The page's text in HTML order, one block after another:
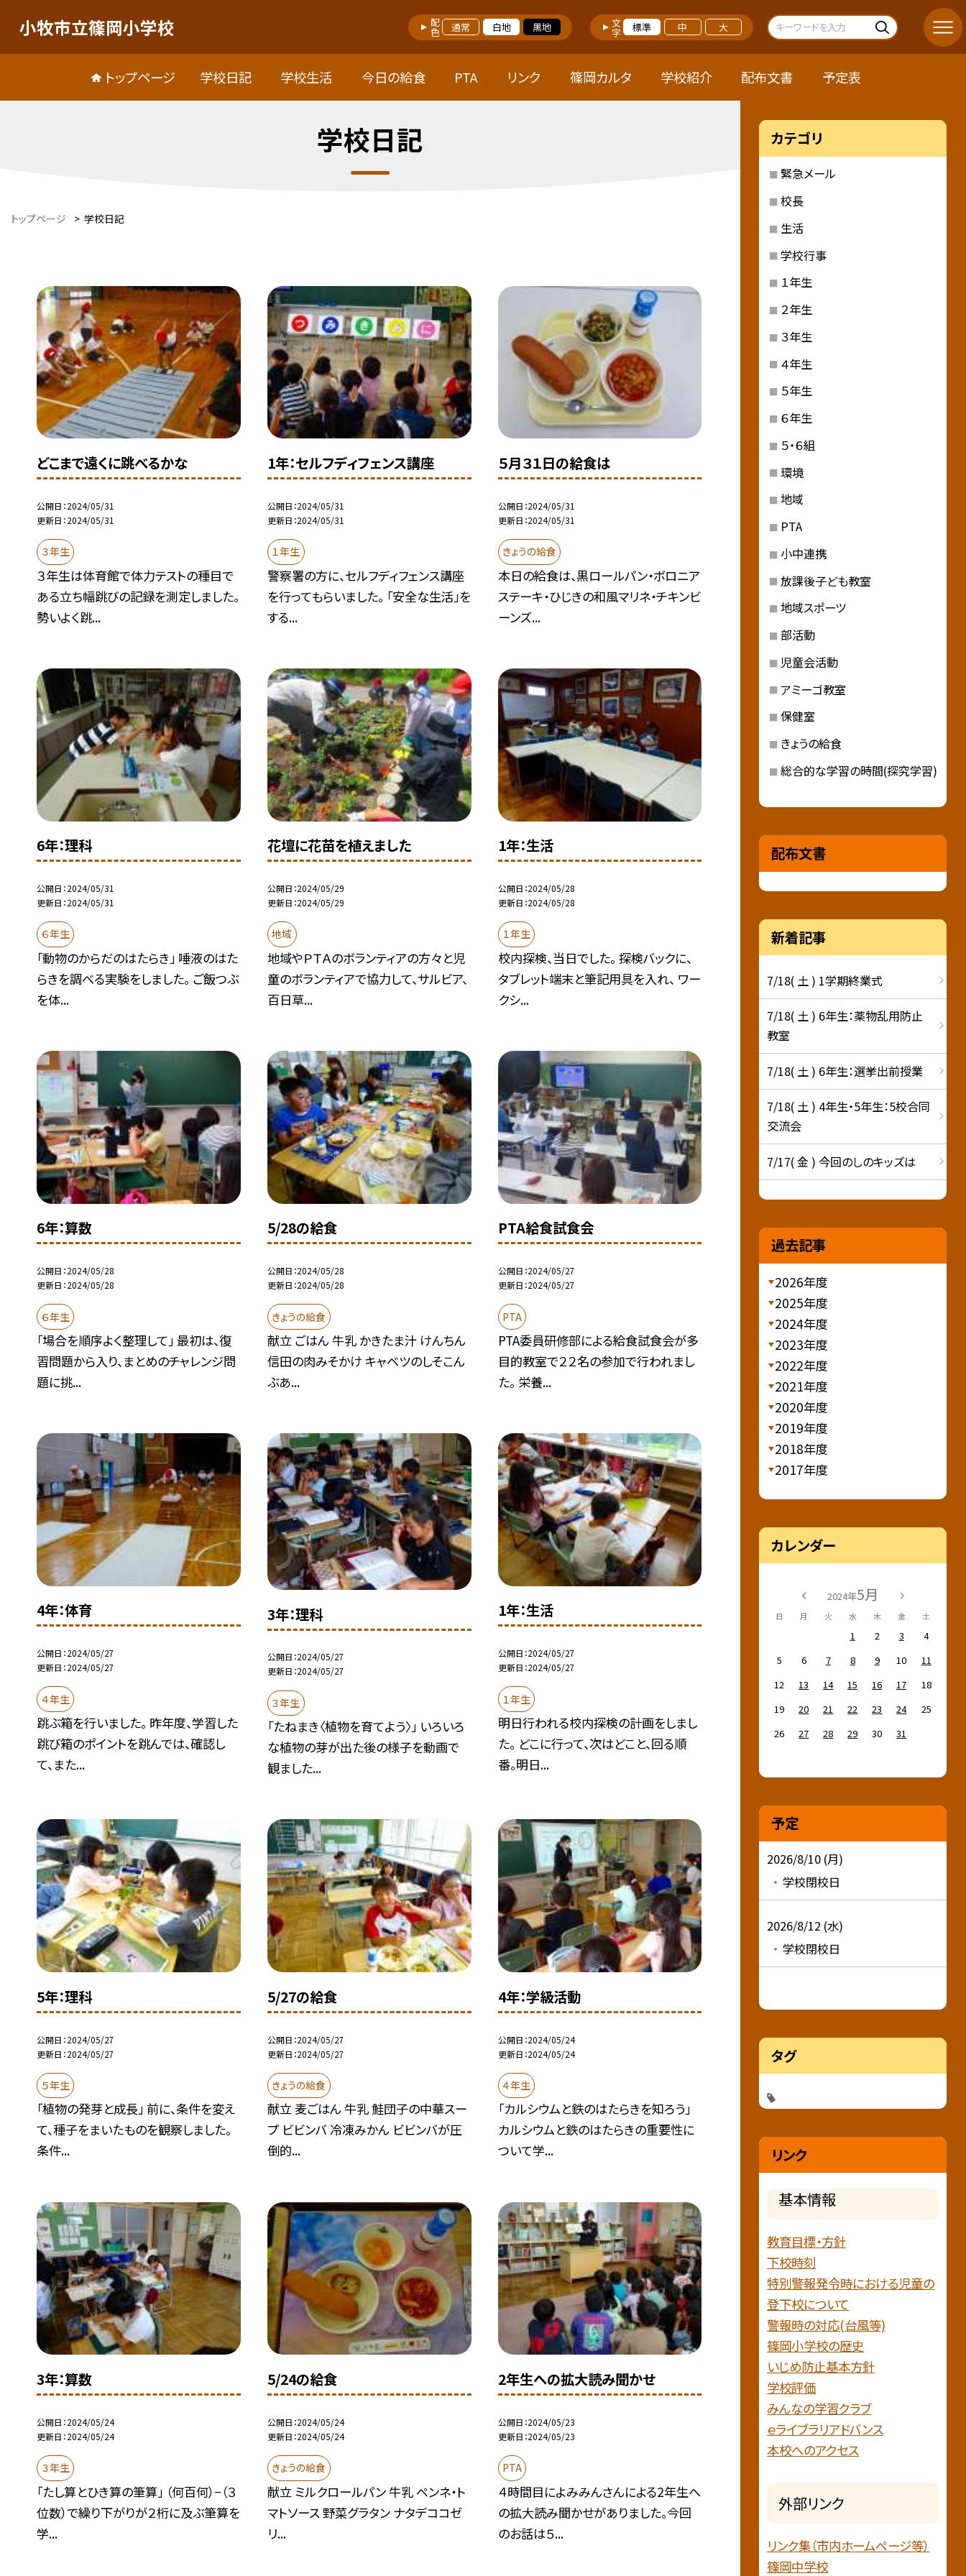
小牧市立篠岡小学校 配色 通常 白地 黒地 文字 標準 中 大
トップページ 学校日記 学校生活 今日の給食 PTA リンク 篠岡カルタ 学校紹介 配布文書 予定表
学校日記
トップページ > 学校日記
どこまで遠くに跳べるかな
公開日 2024/05/31
更新日 2024/05/31
３年生
３年生は体育館で体力テストの種目で
ある立ち幅跳びの記録を測定しました。
勢いよく跳...
1年：セルフディフェンス講座
公開日 2024/05/31
更新日 2024/05/31
１年生
警察署の方に、セルフディフェンス講座
を行ってもらいました。 「安全な生活」を
する...
５月３１日の給食は
公開日 2024/05/31
更新日 2024/05/31
きょうの給食
本日の給食は、黒ロールパン・ボロニア
ステーキ・ひじきの和風マリネ・チキンビ
ーンズ...
6年：理科
公開日 2024/05/31
更新日 2024/05/31
６年生
「動物のからだのはたらき」 唾液のはた
らきを調べる実験をしました。 ご飯つぶ
を体...
花壇に花苗を植えました
公開日 2024/05/29
更新日 2024/05/29
地域
地域やＰＴＡのボランティアの方々と児
童のボランティアで協力して、サルビア、
百日草...
1年：生活
公開日 2024/05/28
更新日 2024/05/28
１年生
校内探検、当日でした。 探検バックに、
タブレット端末と筆記用具を入れ、 ワー
クシ...
6年：算数
公開日 2024/05/28
更新日 2024/05/28
６年生
「場合を順序よく整理して」 最初は、復
習問題から入り、まとめのチャレンジ問
題に挑...
5/28の給食
公開日 2024/05/28
更新日 2024/05/28
きょうの給食
献立 ごはん 牛乳 かきたま汁 けんちん
信田の肉みそかけ キャベツのしそこん
ぶあ...
PTA給食試食会
公開日 2024/05/27
更新日 2024/05/27
PTA
PTA委員研修部による給食試食会が多
目的教室で２２名の参加で行われまし
た。 栄養...
4年：体育
公開日 2024/05/27
更新日 2024/05/27
４年生
跳ぶ箱を行いました。 昨年度、学習した
跳び箱のポイントを跳んでは、確認し
て、また...
3年：理科
公開日 2024/05/27
更新日 2024/05/27
３年生
「たねまき〈植物を育てよう〉」 いろいろ
な植物の芽が出た後の様子を動画で
観ました...
1年：生活
公開日 2024/05/27
更新日 2024/05/27
１年生
明日行われる校内探検の計画をしまし
た。 どこに行って、次はどこと、回る順
番。明日...
5年：理科
公開日 2024/05/27
更新日 2024/05/27
５年生
「植物の発芽と成長」 前に、条件を変え
て、種子をまいたものを観察しました。
条件...
5/27の給食
公開日 2024/05/27
更新日 2024/05/27
きょうの給食
献立 麦ごはん 牛乳 鮭団子の中華スー
プ ビビンバ 冷凍みかん ビビンバが圧
倒的...
4年：学級活動
公開日 2024/05/24
更新日 2024/05/24
４年生
「カルシウムと鉄のはたらきを知ろう」
カルシウムと鉄のはたらきの重要性に
ついて学...
3年：算数
公開日 2024/05/24
更新日 2024/05/24
３年生
「たし算とひき算の筆算」 （何百何）−（３
位数）で繰り下がりが２桁に及ぶ筆算を
学...
5/24の給食
公開日 2024/05/24
更新日 2024/05/24
きょうの給食
献立 ミルクロールパン 牛乳 ペンネ・ト
マトソース 野菜グラタン ナタデココゼ
リ...
2年生への拡大読み聞かせ
公開日 2024/05/23
更新日 2024/05/23
PTA
４時間目によみみんさんによる2年生へ
の拡大読み聞かせがありました。今回
のお話は５...
カテゴリ
緊急メール
校長
生活
学校行事
１年生
２年生
３年生
４年生
５年生
６年生
５・６組
環境
地域
PTA
小中連携
放課後子ども教室
地域スポーツ
部活動
児童会活動
アミーゴ教室
保健室
きょうの給食
総合的な学習の時間(探究学習)
配布文書
新着記事
7/18( 土 ) 1学期終業式
7/18( 土 ) 6年生：薬物乱用防止
教室
7/18( 土 ) 6年生：選挙出前授業
7/18( 土 ) 4年生・5年生：5校合同
交流会
7/17( 金 ) 今回のしのキッズは
過去記事
2026年度
2025年度
2024年度
2023年度
2022年度
2021年度
2020年度
2019年度
2018年度
2017年度
カレンダー
2024年5月
日 月 火 水 木 金 土
1 2 3
4
5
6 7 8 9 10
11
12
13 14 15 16 17
18
19
20 21 22 23 24
25
26
27 28 29 30 31
予定
2026/8/10 (月)
学校閉校日
2026/8/12 (水)
学校閉校日
タグ
リンク
基本情報
教育目標・方針
下校時刻
特別警報発令時における児童の
登下校について
警報時の対応(台風等)
篠岡小学校の歴史
いじめ防止基本方針
学校評価
みんなの学習クラブ
ｅライブラリアドバンス
本校へのアクセス
外部リンク
リンク集（市内ホームページ等）
篠岡中学校